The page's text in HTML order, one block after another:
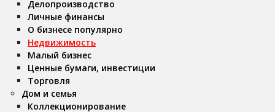
Делопроизводство
Личные финансы
О бизнесе популярно
Недвижимость
Малый бизнес
Ценные бумаги, инвестиции
Торговля
Дом и семья
Коллекционирование